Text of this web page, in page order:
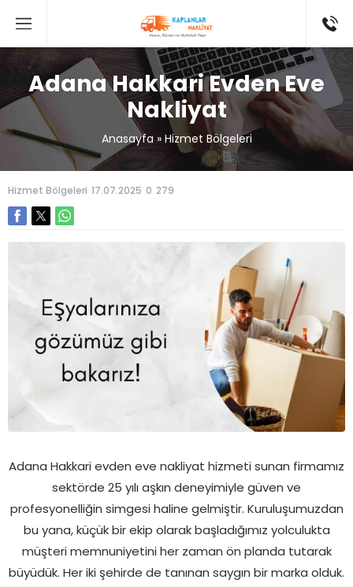
Adana Hakkari Evden Eve
Nakliyat
Anasayfa» Hizmet Bölgeleri
Hizmet Bölgeleri 17.07.2025 0 279
Adana Hakkari evden eve nakliyat hizmeti sunan firmamız
sektörde 25 yılı aşkın deneyimiyle güven ve
profesyonelliğin simgesi haline gelmiştir. Kuruluşumuzdan
bu yana, küçük bir ekip olarak başladığımız yolculukta
müşteri memnuniyetini her zaman ön planda tutarak
büyüdük. Her iki şehirde de tanınan saygın bir marka olduk.